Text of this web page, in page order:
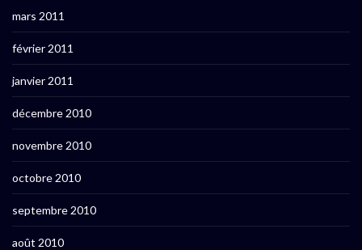
mars 2011
février 2011
janvier 2011
décembre 2010
novembre 2010
octobre 2010
septembre 2010
août 2010